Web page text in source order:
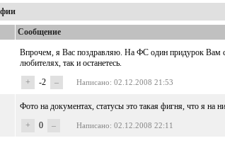
Сообщение
Впрочем, я Вас поздравляю. На ФС один придурок Вам
любителях, так и останетесь.
+
-2 – Написано: 02.12.2008 21:53
Фото на документах, статусы это такая фигня, что я на
+
0 – Написано: 02.12.2008 22:11